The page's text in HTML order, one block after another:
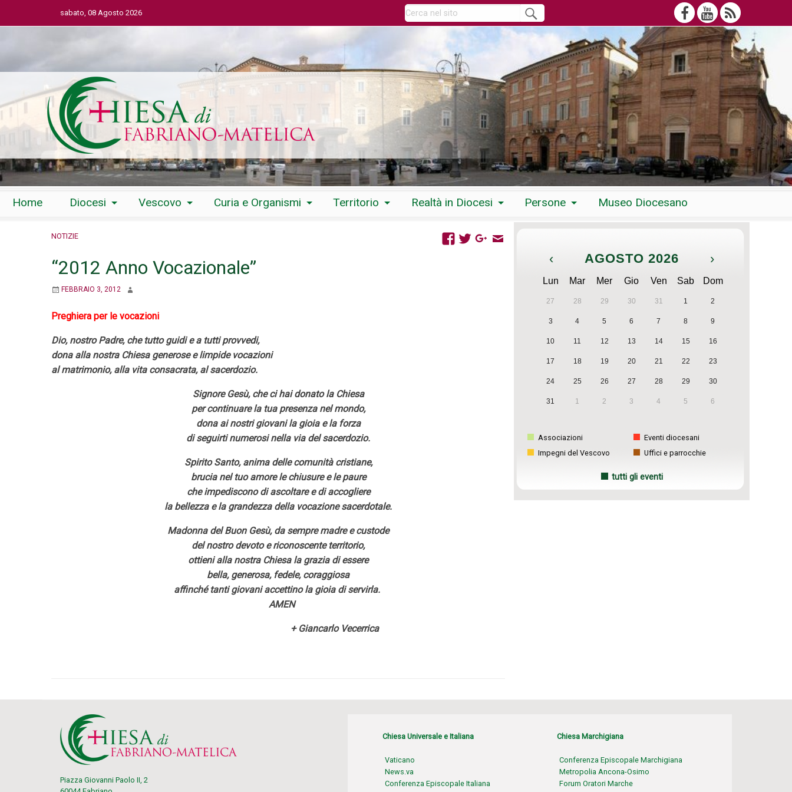
sabato, 08 Agosto 2026
Home Diocesi Vescovo Curia e Organismi Territorio Realtà in Diocesi Persone Museo Diocesano
NOTIZIE
“2012 Anno Vocazionale”
FEBBRAIO 3, 2012
Preghiera per le vocazioni
Dio, nostro Padre, che tutto guidi e a tutti provvedi,
dona alla nostra Chiesa generose e limpide vocazioni
al matrimonio, alla vita consacrata, al sacerdozio.
Signore Gesù, che ci hai donato la Chiesa
per continuare la tua presenza nel mondo,
dona ai nostri giovani la gioia e la forza
di seguirti numerosi nella via del sacerdozio.
Spirito Santo, anima delle comunità cristiane,
brucia nel tuo amore le chiusure e le paure
che impediscono di ascoltare e di accogliere
la bellezza e la grandezza della vocazione sacerdotale.
Madonna del Buon Gesù, da sempre madre e custode
del nostro devoto e riconoscente territorio,
ottieni alla nostra Chiesa la grazia di essere
bella, generosa, fedele, coraggiosa
affinché tanti giovani accettino la gioia di servirla.
AMEN
+ Giancarlo Vecerrica
‹ AGOSTO 2026 ›
Lun Mar Mer Gio Ven Sab Dom
27 28 29 30 31 1 2
3 4 5 6 7 8 9
10 11 12 13 14 15 16
17 18 19 20 21 22 23
24 25 26 27 28 29 30
31 1 2 3 4 5 6
Associazioni
Eventi diocesani
Impegni del Vescovo
Uffici e parrocchie
tutti gli eventi
Piazza Giovanni Paolo II, 2
Chiesa Universale e Italiana
Vaticano
News.va
Conferenza Episcopale Italiana
Chiesa Marchigiana
Conferenza Episcopale Marchigiana
Metropolia Ancona-Osimo
Forum Oratori Marche